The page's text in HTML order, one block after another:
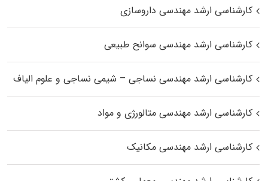
کارشناسی ارشد مهندسی داروسازی
کارشناسی ارشد مهندسی سوانح طبیعی
کارشناسی ارشد مهندسی نساجی – شیمی نساجی و علوم الیاف
کارشناسی ارشد مهندسی متالورژی و مواد
کارشناسی ارشد مهندسی مکانیک